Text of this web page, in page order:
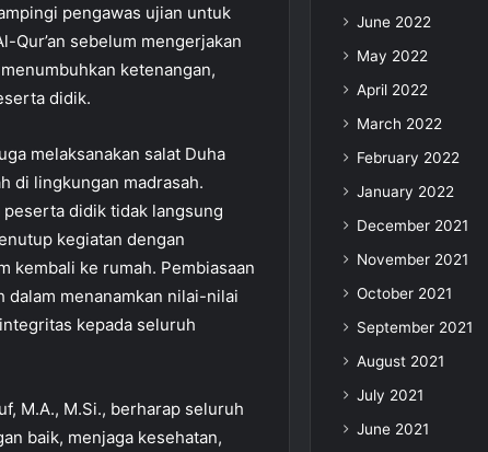
pengawas ujian untuk
Qur’an sebelum mengerjakan
ketenangan,
didik.
melaksanakan salat Duha
di lingkungan madrasah.
didik tidak langsung
kegiatan dengan
kembali ke rumah. Pembiasaan
dalam menanamkan nilai-nilai
kepada seluruh
M.A., M.Si., berharap seluruh
baik, menjaga kesehatan,
dalam “Masjuda”, Wujudkan
Bersih Berkarakter
June 2022
May 2022
April 2022
March 2022
February 2022
January 2022
December 2021
November 2021
October 2021
September 2021
August 2021
July 2021
June 2021